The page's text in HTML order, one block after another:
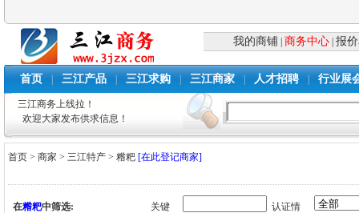
我的商铺 商务中心 |报
首页 三江产品 三江求购 三江商家 人才招聘 行业展
三江商务上线拉！
欢迎大家发布供求信息！
首页 >商家 >三江特产 >糌粑 [在此登记商家]
在糌粑中筛选:
关键
认证情